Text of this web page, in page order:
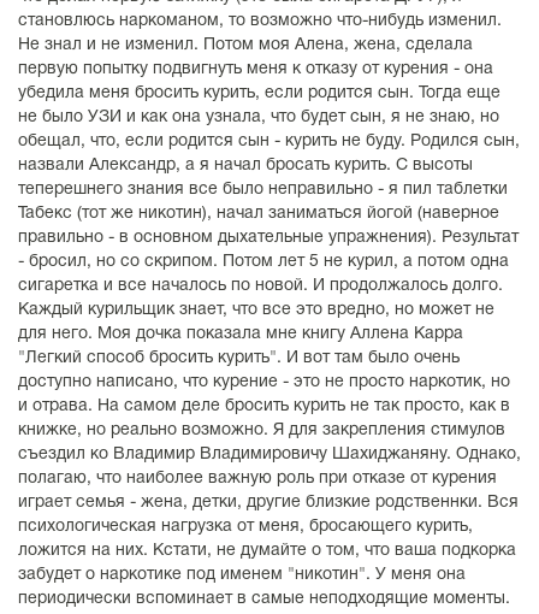
становлюсь наркоманом, то возможно что-нибудь изменил.
Не знал и не изменил. Потом моя Алена, жена, сделала
первую попытку подвигнуть меня к отказу от курения - она
убедила меня бросить курить, если родится сын. Тогда еще
не было УЗИ и как она узнала, что будет сын, я не знаю, но
обещал, что, если родится сын - курить не буду. Родился сын,
назвали Александр, а я начал бросать курить. С высоты
теперешнего знания все было неправильно - я пил таблетки
Табекс (тот же никотин), начал заниматься йогой (наверное
правильно - в основном дыхательные упражнения). Результат
- бросил, но со скрипом. Потом лет 5 не курил, а потом одна
сигаретка и все началось по новой. И продолжалось долго.
Каждый курильщик знает, что все это вредно, но может не
для него. Моя дочка показала мне книгу Аллена Карра
"Легкий способ бросить курить". И вот там было очень
доступно написано, что курение - это не просто наркотик, но
и отрава. На самом деле бросить курить не так просто, как в
книжке, но реально возможно. Я для закрепления стимулов
съездил ко Владимир Владимировичу Шахиджаняну. Однако,
полагаю, что наиболее важную роль при отказе от курения
играет семья - жена, детки, другие близкие родственнки. Вся
психологическая нагрузка от меня, бросающего курить,
ложится на них. Кстати, не думайте о том, что ваша подкорка
забудет о наркотике под именем "никотин". У меня она
периодически вспоминает в самые неподходящие моменты.